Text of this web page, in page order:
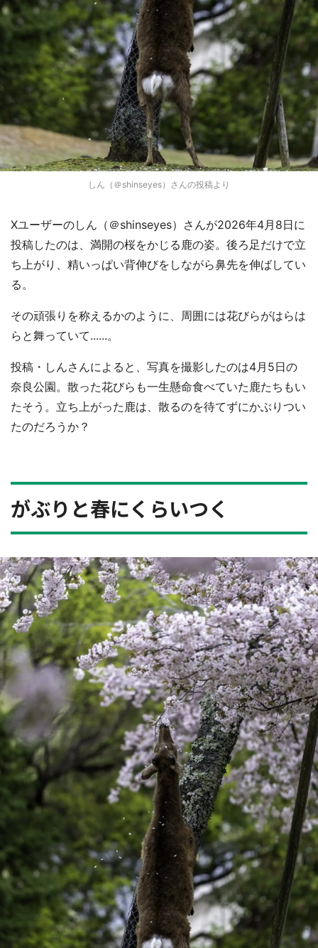
しん（＠shinseyes）さんの投稿より
Xユーザーのしん（＠shinseyes）さんが2026年4月8日に
投稿したのは、満開の桜をかじる鹿の姿。後ろ足だけで立
ち上がり、精いっぱい背伸びをしながら鼻先を伸ばしてい
る。
その頑張りを称えるかのように、周囲には花びらがはらは
らと舞っていて......。
投稿・しんさんによると、写真を撮影したのは4月5日の
奈良公園。散った花びらも一生懸命食べていた鹿たちもい
たそう。立ち上がった鹿は、散るのを待てずにかぶりつい
たのだろうか？
がぶりと春にくらいつく